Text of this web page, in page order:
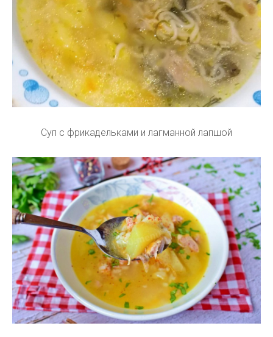
Суп с фрикадельками и лагманной лапшой